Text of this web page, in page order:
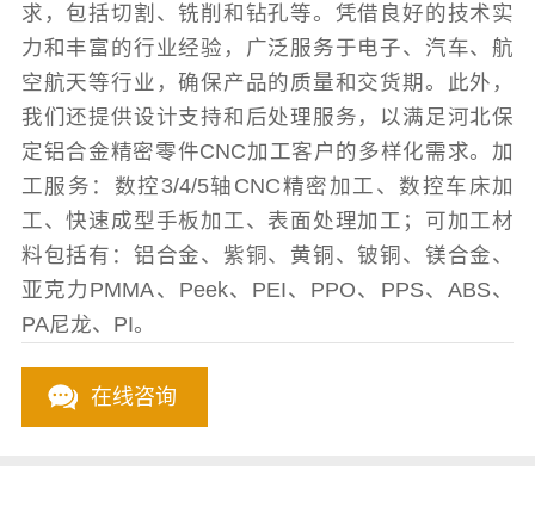
求，包括切割、铣削和钻孔等。凭借良好的技术实
力和丰富的行业经验，广泛服务于电子、汽车、航
空航天等行业，确保产品的质量和交货期。此外，
我们还提供设计支持和后处理服务，以满足河北保
定铝合金精密零件CNC加工客户的多样化需求。加
工服务：数控3/4/5轴CNC精密加工、数控车床加
工、快速成型手板加工、表面处理加工；可加工材
料包括有：铝合金、紫铜、黄铜、铍铜、镁合金、
亚克力PMMA、Peek、PEI、PPO、PPS、ABS、
PA尼龙、PI。
在线咨询